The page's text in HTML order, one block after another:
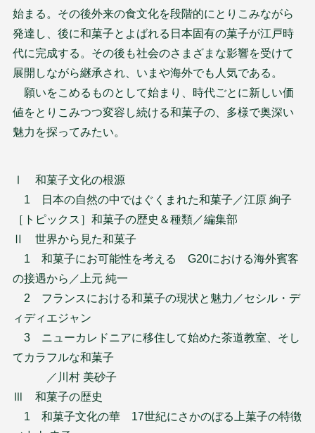
始まる。その後外来の食文化を段階的にとりこみながら
発達し、後に和菓子とよばれる日本固有の菓子が江戸時
代に完成する。その後も社会のさまざまな影響を受けて
展開しながら継承され、いまや海外でも人気である。
願いをこめるものとして始まり、時代ごとに新しい価
値をとりこみつつ変容し続ける和菓子の、多様で奥深い
魅力を探ってみたい。
Ⅰ 和菓子文化の根源
1 日本の自然の中ではぐくまれた和菓子／江原 絢子
［トピックス］和菓子の歴史＆種類／編集部
Ⅱ 世界から見た和菓子
1 和菓子にお可能性を考える G20における海外賓客
の接遇から／上元 純一
2 フランスにおける和菓子の現状と魅力／セシル・デ
ィディエジャン
3 ニューカレドニアに移住して始めた茶道教室、そし
てカラフルな和菓子
／川村 美砂子
Ⅲ 和菓子の歴史
1 和菓子文化の華 17世紀にさかのぼる上菓子の特徴